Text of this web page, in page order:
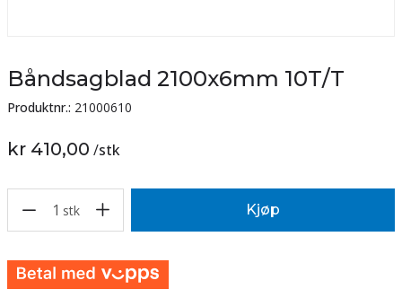
Båndsagblad 2100x6mm 10T/T
Produktnr.: 21000610
kr 410,00 /stk
1 stk Kjøp